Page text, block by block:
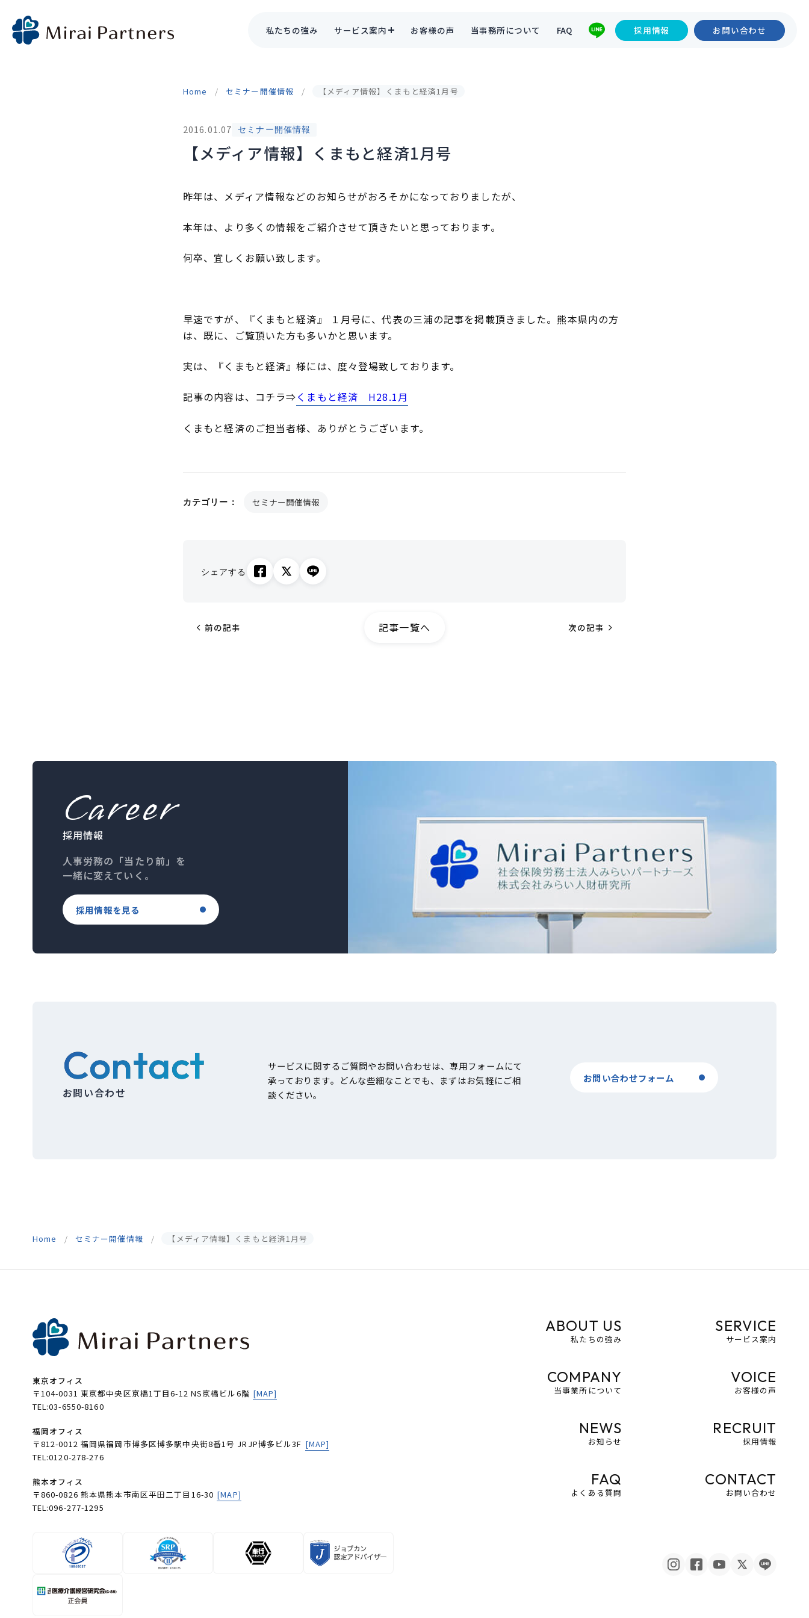
私たちの強み サービス案内 お客様の声 当事務所について FAQ 採用情報 お問い合わせ
Home セミナー開催情報 【メディア情報】くまもと経済1月号
2016.01.07 セミナー開催情報
【メディア情報】くまもと経済1月号
昨年は、メディア情報などのお知らせがおろそかになっておりましたが、
本年は、より多くの情報をご紹介させて頂きたいと思っております。
何卒、宜しくお願い致します。
早速ですが、『くまもと経済』 １月号に、代表の三浦の記事を掲載頂きました。熊本県内の方
は、既に、ご覧頂いた方も多いかと思います。
実は、『くまもと経済』様には、度々登場致しております。
記事の内容は、コチラ⇒くまもと経済 H28.1月
くまもと経済のご担当者様、ありがとうございます。
カテゴリー： セミナー開催情報
シェアする
chevron_left 前の記事 記事一覧へ 次の記事 navigate_next
Career
採用情報
人事労務の「当たり前」を
一緒に変えていく。
採用情報を見る
Contact
お問い合わせ
サービスに関するご質問やお問い合わせは、専用フォームにて
承っております。どんな些細なことでも、まずはお気軽にご相
談ください。
お問い合わせフォーム
Home セミナー開催情報 【メディア情報】くまもと経済1月号
東京オフィス
〒104-0031 東京都中央区京橋1丁目6-12 NS京橋ビル6階 [MAP]
TEL:03-6550-8160
福岡オフィス
〒812-0012 福岡県福岡市博多区博多駅中央街8番1号 JRJP博多ビル3F [MAP]
TEL:0120-278-276
熊本オフィス
〒860-0826 熊本県熊本市南区平田二丁目16-30 [MAP]
TEL:096-277-1295
ABOUT US
私たちの強み
SERVICE
サービス案内
COMPANY
当事業所について
VOICE
お客様の声
NEWS
お知らせ
RECRUIT
採用情報
FAQ
よくある質問
CONTACT
お問い合わせ